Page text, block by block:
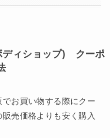
ディショップ) クーポ
お買い物する際にクー
売価格よりも安く購入